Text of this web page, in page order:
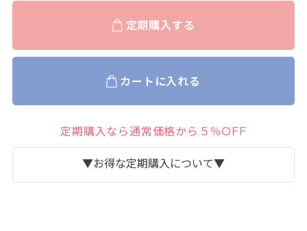
定期購入する
カートに入れる
定期購入なら通常価格から５％OFF
▼お得な定期購入について▼